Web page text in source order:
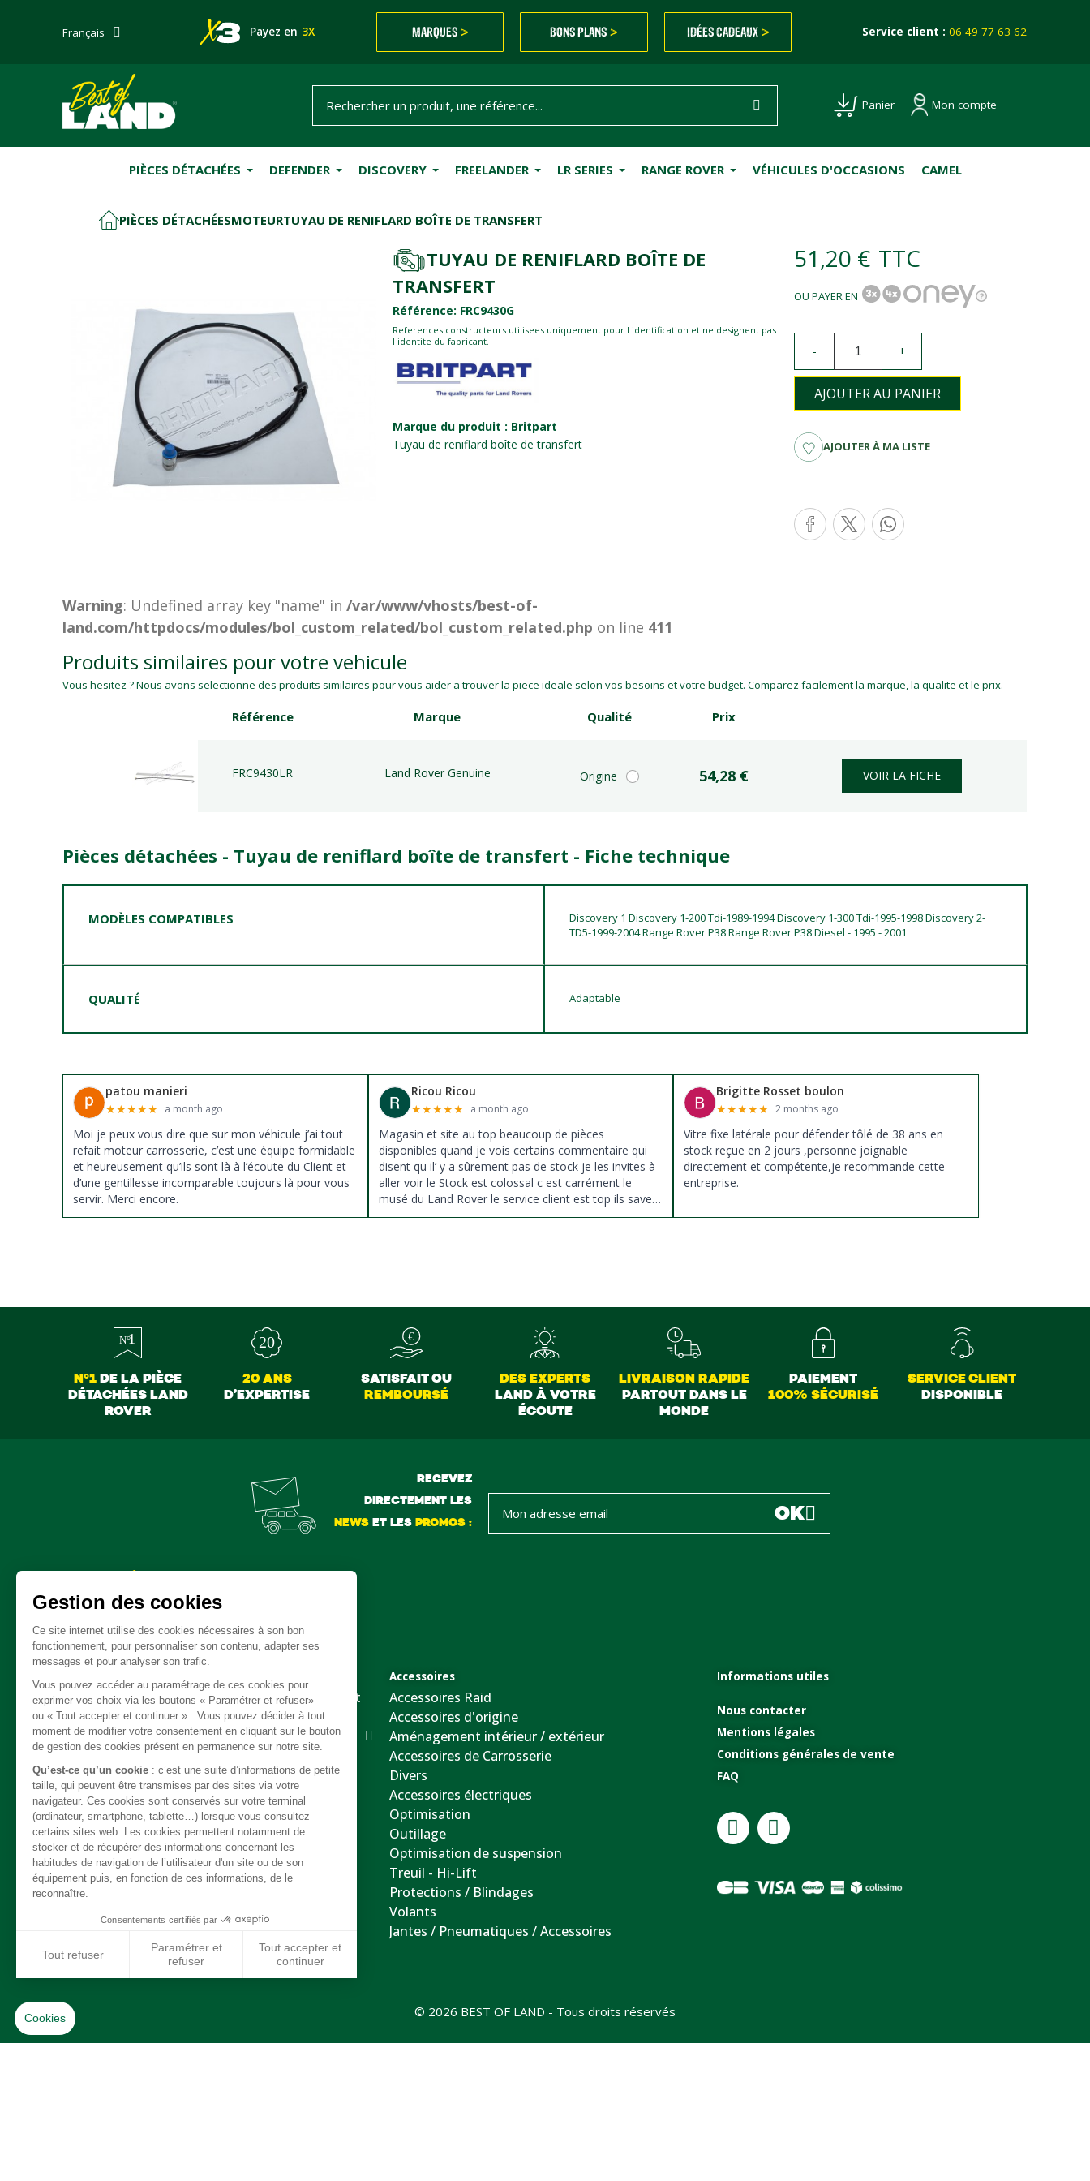
Français Payez en 3X MARQUES > BONS PLANS > IDÉES CADEAUX > Service client :06 49 77 63 62
Panier Mon compte
PIÈCES DÉTACHÉES DEFENDER DISCOVERY FREELANDER LR SERIES RANGE ROVER VÉHICULES D'OCCASIONS CAMEL
PIÈCES DÉTACHÉESMOTEURTUYAU DE RENIFLARD BOÎTE DE TRANSFERT
TUYAU DE RENIFLARD BOÎTE DE
TRANSFERT
Référence: FRC9430G
References constructeurs utilisees uniquement pour l identification et ne designent pas
l identite du fabricant.
Marque du produit : Britpart
Tuyau de reniflard boîte de transfert
51,20 € TTC
OU PAYER EN
- +
AJOUTER AU PANIER
AJOUTER À MA LISTE
Warning: Undefined array key "name" in/var/www/vhosts/best-of-
land.com/httpdocs/modules/bol_custom_related/bol_custom_related.php on line 411
Produits similaires pour votre vehicule
Vous hesitez ? Nous avons selectionne des produits similaires pour vous aider a trouver la piece ideale selon vos besoins et votre budget. Comparez facilement la marque, la qualite et le prix.
Référence Marque Qualité Prix
FRC9430LR Land Rover Genuine Origine i 54,28 € VOIR LA FICHE
Pièces détachées - Tuyau de reniflard boîte de transfert - Fiche technique
MODÈLES COMPATIBLES
Discovery 1 Discovery 1-200 Tdi-1989-1994 Discovery 1-300 Tdi-1995-1998 Discovery 2-
TD5-1999-2004 Range Rover P38 Range Rover P38 Diesel - 1995 - 2001
QUALITÉ Adaptable
patou manieri
★★★★★ a month ago
Moi je peux vous dire que sur mon véhicule j’ai tout
refait moteur carrosserie, c’est une équipe formidable
et heureusement qu’ils sont là à l’écoute du Client et
d’une gentillesse incomparable toujours là pour vous
servir. Merci encore.
Ricou Ricou
★★★★★ a month ago
Magasin et site au top beaucoup de pièces
disponibles quand je vois certains commentaire qui
disent qu il’ y a sûrement pas de stock je les invites à
aller voir le Stock est colossal c est carrément le
musé du Land Rover le service client est top ils savent
donné des conseils et ne pousse pas à la vente ils
Brigitte Rosset boulon
★★★★★ 2 months ago
Vitre fixe latérale pour défender tôlé de 38 ans en
stock reçue en 2 jours ,personne joignable
directement et compétente,je recommande cette
entreprise.
N°1DE LA PIÈCE
DÉTACHÉES LAND
ROVER
20 ANS
D’EXPERTISE
SATISFAIT OU
REMBOURSÉ
DES EXPERTS
LAND À VOTRE
ÉCOUTE
LIVRAISON RAPIDE
PARTOUT DANS LE
MONDE
PAIEMENT
100% SÉCURISÉ
SERVICE CLIENT
DISPONIBLE
RECEVEZ
DIRECTEMENT LES
NEWSET LES PROMOS : OK
Embrayage - Boite de vitesse / boite de transfert
Câble
Carrosserie / Chassis
Direction
Echappement
Electricité
Freinage
Intérieur
Moteur
Refroidissement / chauffage / clim
Suspension
Système de carburant
Jantes / Pneumatiques
Accessoires
Accessoires Raid
Accessoires d'origine
Aménagement intérieur / extérieur
Accessoires de Carrosserie
Divers
Accessoires électriques
Optimisation
Outillage
Optimisation de suspension
Treuil - Hi-Lift
Protections / Blindages
Volants
Jantes / Pneumatiques / Accessoires
Informations utiles
Nous contacter
Mentions légales
Conditions générales de vente
FAQ
© 2026 BEST OF LAND - Tous droits réservés